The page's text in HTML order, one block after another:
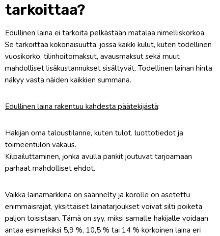
tarkoittaa?
Edullinen laina ei tarkoita pelkästään matalaa nimelliskorkoa.
Se tarkoittaa kokonaisuutta, jossa kaikki kulut, kuten todellinen
vuosikorko, tilinhoitomaksut, avausmaksut sekä muut
mahdolliset lisäkustannukset sisältyvät. Todellinen lainan hinta
näkyy vasta näiden kaikkien summana.
Edullinen laina rakentuu kahdesta päätekijästä:
Hakijan oma taloustilanne, kuten tulot, luottotiedot ja
toimeentulon vakaus.
Kilpailuttaminen, jonka avulla pankit joutuvat tarjoamaan
parhaat mahdolliset ehdot.
Vaikka lainamarkkina on säännelty ja korolle on asetettu
enimmäisrajat, yksittäiset lainatarjoukset voivat silti poiketa
paljon toisistaan. Tämä on syy, miksi samalle hakijalle voidaan
antaa esimerkiksi 5,9 %, 10,5 % tai 14 % korkoinen laina eri